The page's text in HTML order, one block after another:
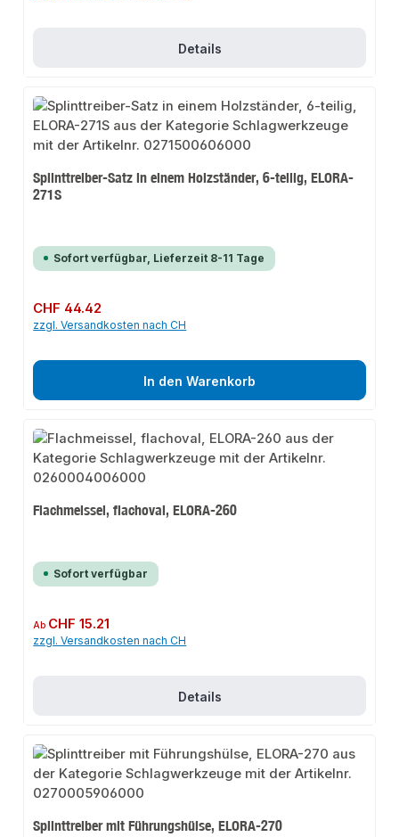
Details
Splinttreiber-Satz in einem Holzständer, 6-teilig, ELORA-
271S
Sofort verfügbar, Lieferzeit 8-11 Tage
Regulärer Preis:
CHF 44.42
zzgl. Versandkosten nach CH
In den Warenkorb
Flachmeissel, flachoval, ELORA-260
Sofort verfügbar
Regulärer Preis:
Ab CHF 15.21
zzgl. Versandkosten nach CH
Details
Splinttreiber mit Führungshülse, ELORA-270